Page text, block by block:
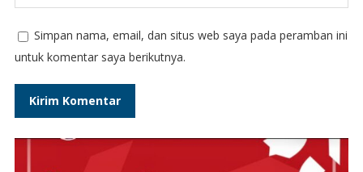
Simpan nama, email, dan situs web saya pada peramban ini
untuk komentar saya berikutnya.